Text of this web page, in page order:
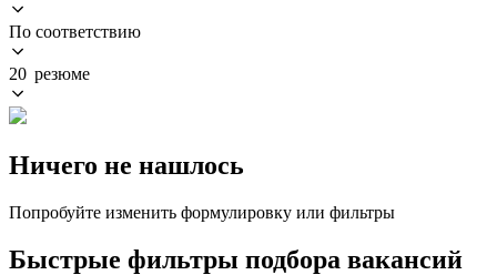
По соответствию
20 резюме
Ничего не нашлось
Попробуйте изменить формулировку или фильтры
Быстрые фильтры подбора вакансий